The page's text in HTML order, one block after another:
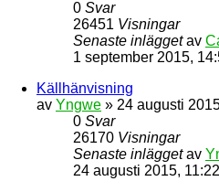
0 Svar
26451 Visningar
Senaste inläggetav
1 september 2015,
Källhänvisning
av Yngwe » 24 augusti
0 Svar
26170 Visningar
Senaste inläggetav
24 augusti 2015, 11:22